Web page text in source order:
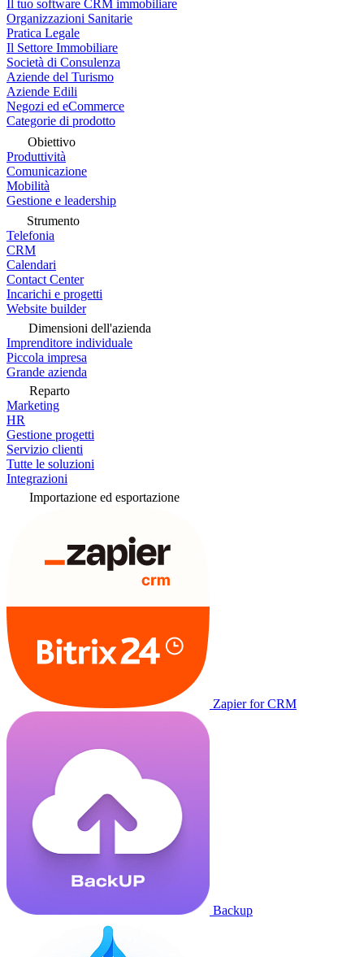
Il tuo software CRM immobiliare
Organizzazioni Sanitarie
Pratica Legale
Il Settore Immobiliare
Società di Consulenza
Aziende del Turismo
Aziende Edili
Negozi ed eCommerce
Categorie di prodotto
Obiettivo
Produttività
Comunicazione
Mobilità
Gestione e leadership
Strumento
Telefonia
CRM
Calendari
Contact Center
Incarichi e progetti
Website builder
Dimensioni dell'azienda
Imprenditore individuale
Piccola impresa
Grande azienda
Reparto
Marketing
HR
Gestione progetti
Servizio clienti
Tutte le soluzioni
Integrazioni
Importazione ed esportazione
Zapier for CRM
Backup